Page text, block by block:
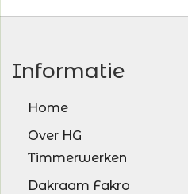
Informatie
Home
Over HG
Timmerwerken
Dakraam Fakro